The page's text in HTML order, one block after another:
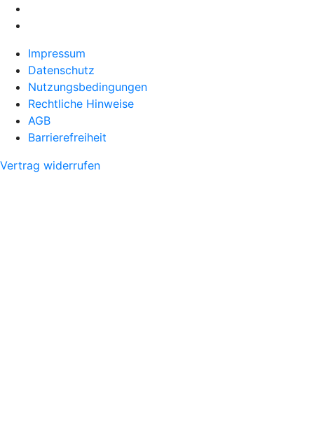
Impressum
Datenschutz
Nutzungsbedingungen
Rechtliche Hinweise
AGB
Barrierefreiheit
Vertrag widerrufen